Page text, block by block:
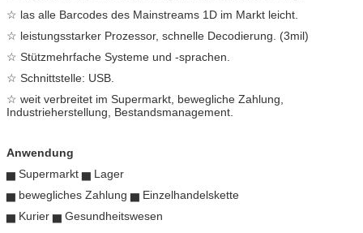
☆ las alle Barcodes des Mainstreams 1D im Markt leicht.
☆ leistungsstarker Prozessor, schnelle Decodierung. (3mil)
☆ Stützmehrfache Systeme und -sprachen.
☆ Schnittstelle: USB.
☆ weit verbreitet im Supermarkt, bewegliche Zahlung,
Industrieherstellung, Bestandsmanagement.
Anwendung
▅ Supermarkt ▅ Lager
▅ bewegliches Zahlung ▅ Einzelhandelskette
▅ Kurier ▅ Gesundheitswesen